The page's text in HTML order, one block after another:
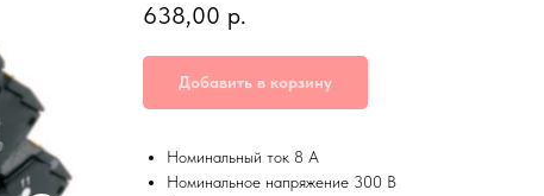
638,00 р.
Добавить в корзину
Номинальный ток 8 А
Номинальное напряжение 300 В